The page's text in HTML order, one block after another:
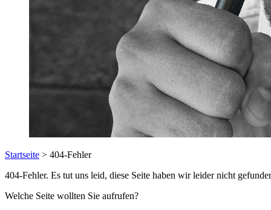
Startseite > 404-Fehler
404-Fehler. Es tut uns leid, diese Seite haben wir leider nicht
Welche Seite wollten Sie aufrufen?